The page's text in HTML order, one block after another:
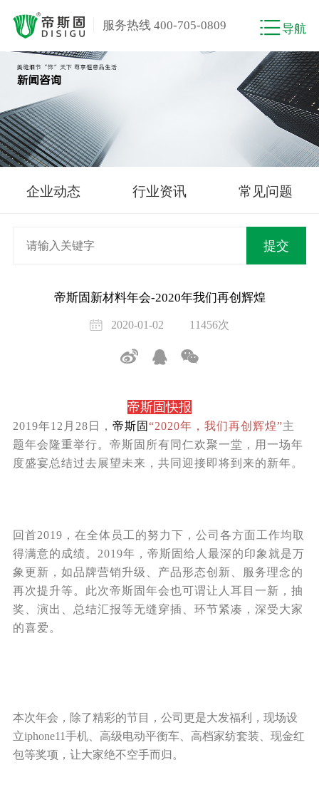
服务热线 400-705-0809 导航
企业动态 行业资讯 常见问题
帝斯固新材料年会-2020年我们再创辉煌
2020-01-02 11456次
帝斯固快报
2019年12月28日， 帝斯固 “2020年，我们再创辉煌”主
题年会 隆重举行。帝斯固所有同仁欢聚一堂，用一场年
度盛宴总结过去展望未来，共同迎接即将到来的新年。
回首2019，在全体员工的努力下，公司各方面工作均取
得满意的成绩。2019年，帝斯固给人最深的印象就是万
象更新，如品牌营销升级、产品形态创新、服务理念的
再次提升等。此次帝斯固年会也可谓让人耳目一新，抽
奖、演出、总结汇报等无缝穿插、环节紧凑，深受大家
的喜爱。
本次年会，除了精彩的节目，公司更是大发福利，现场设
立iphone11手机、高级电动平衡车、高档家纺套装、现金红
包等奖项，让大家绝不空手而归。